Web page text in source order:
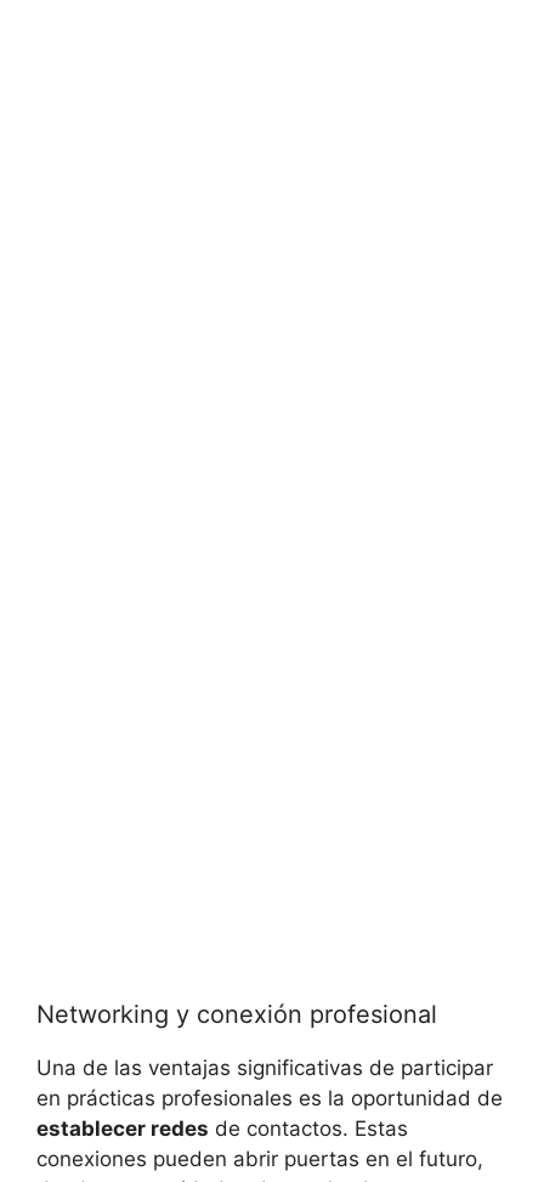
Networking y conexión ⁣profesional
Una de las ventajas significativas de participar‌
en prácticas profesionales es la oportunidad de
establecer redes de contactos. Estas
conexiones ⁤pueden ​abrir puertas en el futuro,